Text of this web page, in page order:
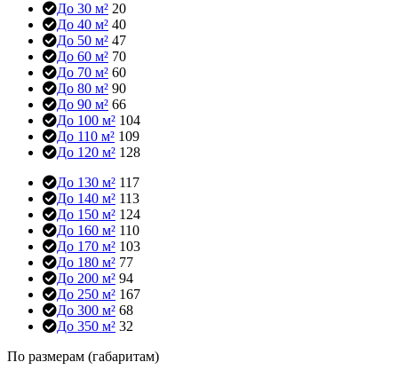
До 30 м² 20
До 40 м² 40
До 50 м² 47
До 60 м² 70
До 70 м² 60
До 80 м² 90
До 90 м² 66
До 100 м² 104
До 110 м² 109
До 120 м² 128
До 130 м² 117
До 140 м² 113
До 150 м² 124
До 160 м² 110
До 170 м² 103
До 180 м² 77
До 200 м² 94
До 250 м² 167
До 300 м² 68
До 350 м² 32
По размерам (габаритам)